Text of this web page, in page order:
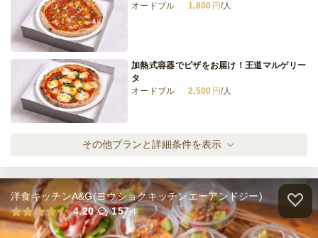
全てのプランを見る（8件）
オードブル
6,000 円
オードブル
1,800 円/人
加熱式容器でピザをお届け！王道マルゲリー
タ
オードブル
2,500 円/人
加熱式容器でピザをお届け！ナポリ
オードブル
2,500円/人
加熱式容器でピザをお届け！ディアボラ
オードブル
2,300円/人
その他プランと詳細条件を表示
洋食キッチンA&G(ヨウショクキッチンエーアンドジー)
4.20
157件